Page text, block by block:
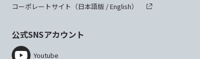
コーポレートサイト（日本語版 /English）
公式SNSアカウント
Youtube